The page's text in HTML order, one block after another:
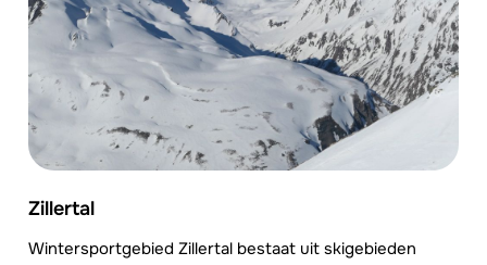
Zillertal
Wintersportgebied Zillertal bestaat uit skigebieden